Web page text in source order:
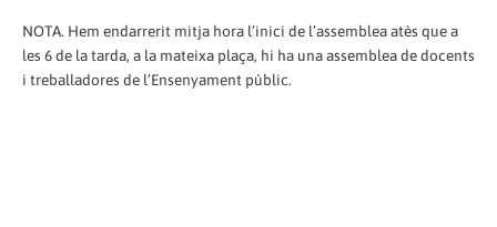
NOTA. Hem endarrerit mitja hora l’inici de l’assemblea atès que a
les 6 de la tarda, a la mateixa plaça, hi ha una assemblea de docents
i treballadores de l’Ensenyament públic.